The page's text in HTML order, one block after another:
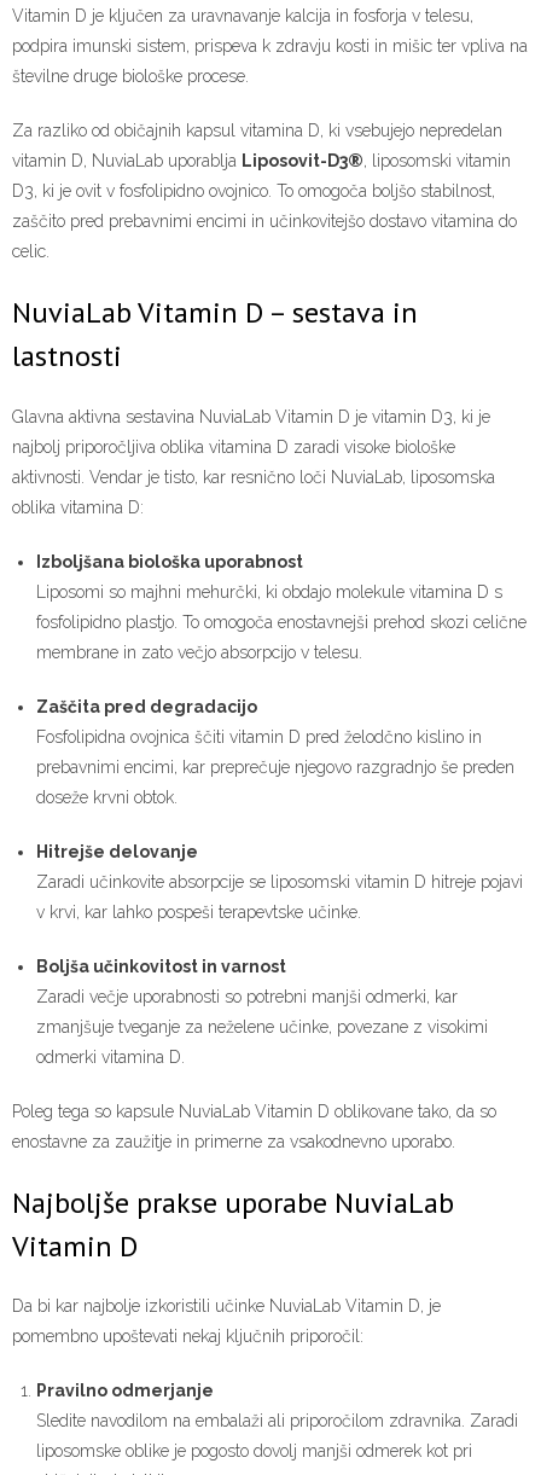
Vitamin D je ključen za uravnavanje kalcija in fosforja v telesu,
podpira imunski sistem, prispeva k zdravju kosti in mišic ter vpliva na
številne druge biološke procese.
Za razliko od običajnih kapsul vitamina D, ki vsebujejo nepredelan
vitamin D, NuviaLab uporablja Liposovit-D3®, liposomski vitamin
D3, ki je ovit v fosfolipidno ovojnico. To omogoča boljšo stabilnost,
zaščito pred prebavnimi encimi in učinkovitejšo dostavo vitamina do
celic.
NuviaLab Vitamin D – sestava in
lastnosti
Glavna aktivna sestavina NuviaLab Vitamin D je vitamin D3, ki je
najbolj priporočljiva oblika vitamina D zaradi visoke biološke
aktivnosti. Vendar je tisto, kar resnično loči NuviaLab, liposomska
oblika vitamina D:
Izboljšana biološka uporabnost
Liposomi so majhni mehurčki, ki obdajo molekule vitamina D s
fosfolipidno plastjo. To omogoča enostavnejši prehod skozi celične
membrane in zato večjo absorpcijo v telesu.
Zaščita pred degradacijo
Fosfolipidna ovojnica ščiti vitamin D pred želodčno kislino in
prebavnimi encimi, kar preprečuje njegovo razgradnjo še preden
doseže krvni obtok.
Hitrejše delovanje
Zaradi učinkovite absorpcije se liposomski vitamin D hitreje pojavi
v krvi, kar lahko pospeši terapevtske učinke.
Boljša učinkovitost in varnost
Zaradi večje uporabnosti so potrebni manjši odmerki, kar
zmanjšuje tveganje za neželene učinke, povezane z visokimi
odmerki vitamina D.
Poleg tega so kapsule NuviaLab Vitamin D oblikovane tako, da so
enostavne za zaužitje in primerne za vsakodnevno uporabo.
Najboljše prakse uporabe NuviaLab
Vitamin D
Da bi kar najbolje izkoristili učinke NuviaLab Vitamin D, je
pomembno upoštevati nekaj ključnih priporočil:
Pravilno odmerjanje
Sledite navodilom na embalaži ali priporočilom zdravnika. Zaradi
liposomske oblike je pogosto dovolj manjši odmerek kot pri